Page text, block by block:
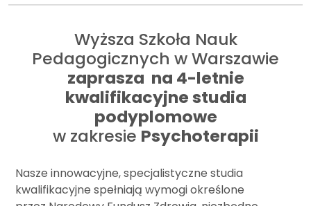
Wyższa Szkoła Nauk
Pedagogicznych w Warszawie
zaprasza na 4-letnie
kwalifikacyjne studia
podyplomowe
w zakresie Psychoterapii
Nasze innowacyjne, specjalistyczne studia
kwalifikacyjne spełniają wymogi określone